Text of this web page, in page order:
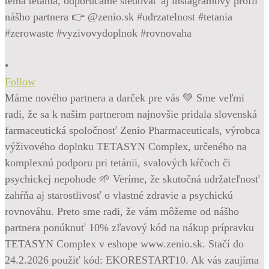
•
Follow
Máme nového partnera a darček pre vás 💚 Sme veľmi
radi, že sa k našim partnerom najnovšie pridala slovenská
farmaceutická spoločnosť Zenio Pharmaceuticals, výrobca
výživového doplnku TETASYN Complex, určeného na
komplexnú podporu pri tetánii, svalových kŕčoch či
psychickej nepohode 🌱 Veríme, že skutočná udržateľnosť
zahŕňa aj starostlivosť o vlastné zdravie a psychickú
rovnováhu. Preto sme radi, že vám môžeme od nášho
partnera ponúknuť 10% zľavový kód na nákup prípravku
TETASYN Complex v eshope www.zenio.sk. Stačí do
24.2.2026 použiť kód: EKORESTART10. Ak vás zaujíma